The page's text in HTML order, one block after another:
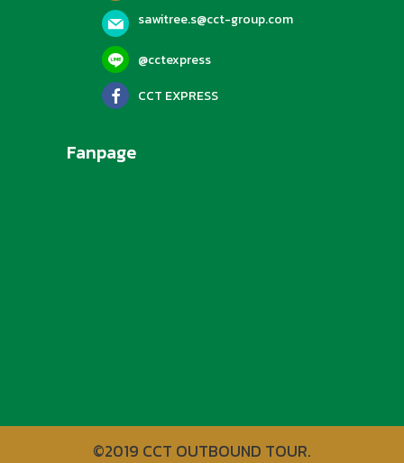
sawitree.s@cct-group.com
@cctexpress
CCT EXPRESS
Fanpage
©2019 CCT OUTBOUND TOUR.